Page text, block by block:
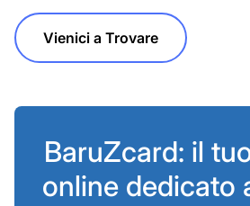
Vienici a Trovare
BaruZcard: il
online dedicato